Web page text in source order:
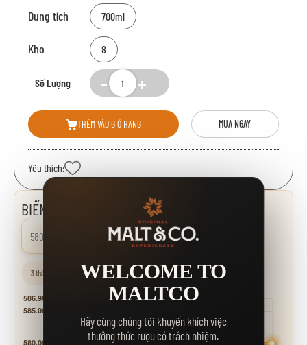
Dung tích 700ml
Kho 8
Số Lượng
THÊM VÀO GIỎ HÀNG MUA NGAY
Yêu thích:
BIẾN ĐỘNG GIÁ
580.000 đ
3 tháng 6 tháng 1 năm
WELCOME TO
MALTCO
Hãy cùng chúng tôi khuyến khích việc
thưởng thức rượu có trách nhiệm.